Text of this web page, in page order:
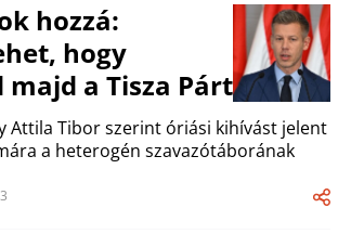
hozzá:
hogy
majd a Tisza Párt
Attila Tibor szerint óriási kihívást jelent
a heterogén szavazótáborának